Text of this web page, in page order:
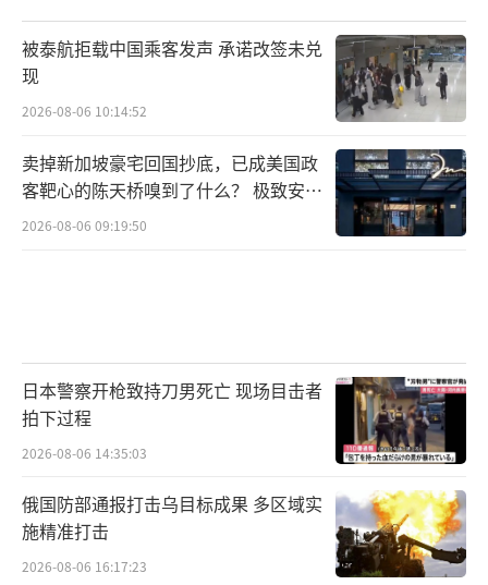
被泰航拒载中国乘客发声 承诺改签未兑
现
2026-08-06 10:14:52
卖掉新加坡豪宅回国抄底，已成美国政
客靶心的陈天桥嗅到了什么？ 极致安全
的追寻
2026-08-06 09:19:50
日本警察开枪致持刀男死亡 现场目击者
拍下过程
2026-08-06 14:35:03
俄国防部通报打击乌目标成果 多区域实
施精准打击
2026-08-06 16:17:23